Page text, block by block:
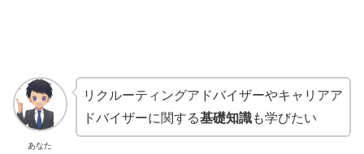
あなた
リクルーティングアドバイザーやキャリアア
ドバイザーに関する基礎知識も学びたい